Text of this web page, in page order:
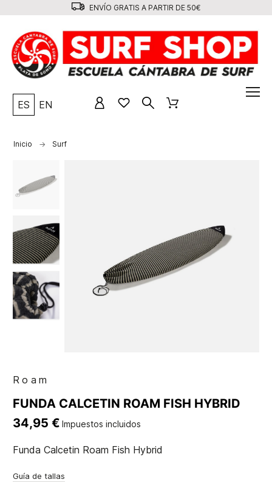
ENVÍO GRATIS A PARTIR DE 50€
ES EN
Inicio Surf
Roam
FUNDA CALCETIN ROAM FISH HYBRID
34,95 € Impuestos incluidos
Funda Calcetin Roam Fish Hybrid
Guía de tallas